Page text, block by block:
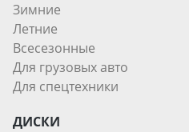
Зимние
Летние
Всесезонные
Для грузовых авто
Для спецтехники
ДИСКИ